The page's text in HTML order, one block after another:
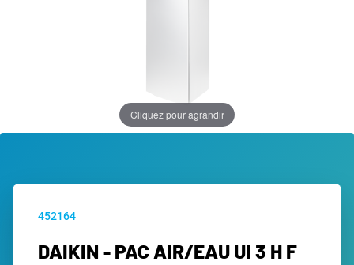
Cliquez pour agrandir
452164
DAIKIN - PAC AIR/EAU UI 3 H F